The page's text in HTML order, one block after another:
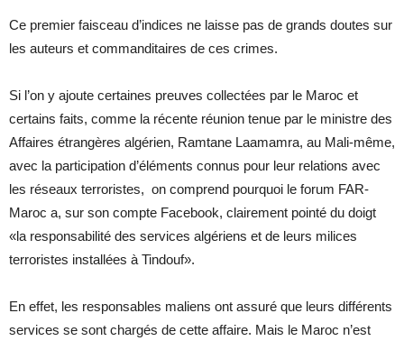
Ce premier faisceau d’indices ne laisse pas de grands doutes sur
les auteurs et commanditaires de ces crimes.
Si l’on y ajoute certaines preuves collectées par le Maroc et
certains faits, comme la récente réunion tenue par le ministre des
Affaires étrangères algérien, Ramtane Laamamra, au Mali-même,
avec la participation d’éléments connus pour leur relations avec
les réseaux terroristes, on comprend pourquoi le forum FAR-
Maroc a, sur son compte Facebook, clairement pointé du doigt
«la responsabilité des services algériens et de leurs milices
terroristes installées à Tindouf».
En effet, les responsables maliens ont assuré que leurs différents
services se sont chargés de cette affaire. Mais le Maroc n’est